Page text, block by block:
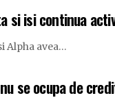
si isi continua
Alpha avea…
se ocupa de